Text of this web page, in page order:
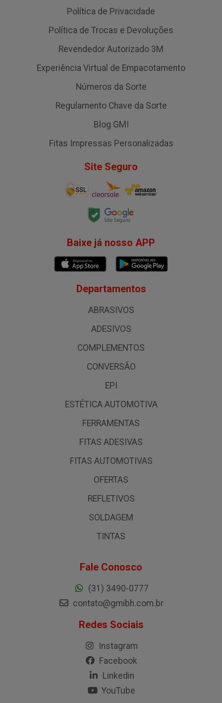
Política de Privacidade
Política de Trocas e Devoluções
Revendedor Autorizado 3M
Experiência Virtual de Empacotamento
Números da Sorte
Regulamento Chave da Sorte
Blog GMI
Fitas Impressas Personalizadas
Site Seguro
Baixe já nosso APP
Departamentos
ABRASIVOS
ADESIVOS
COMPLEMENTOS
CONVERSÃO
EPI
ESTÉTICA AUTOMOTIVA
FERRAMENTAS
FITAS ADESIVAS
FITAS AUTOMOTIVAS
OFERTAS
REFLETIVOS
SOLDAGEM
TINTAS
Fale Conosco
(31) 3490-0777
contato@gmibh.com.br
Redes Sociais
Instagram
Facebook
Linkedin
YouTube